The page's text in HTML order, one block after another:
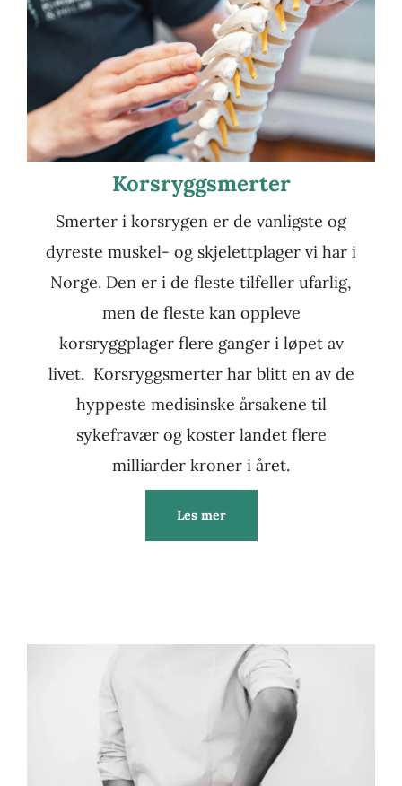
Korsryggsmerter
Smerter i korsrygen er de vanligste og
dyreste muskel- og skjelettplager vi har i
Norge. Den er i de fleste tilfeller ufarlig,
men de fleste kan oppleve
korsryggplager flere ganger i løpet av
livet. Korsryggsmerter har blitt en av de
hyppeste medisinske årsakene til
sykefravær og koster landet flere
milliarder kroner i året.
Les mer